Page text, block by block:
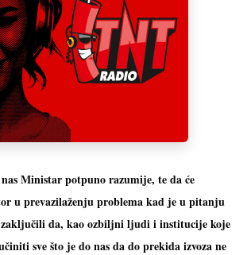
Ministar potpuno razumije, te da će
u prevazilaženju problema kad je u pitanju
zaključili da, kao ozbiljni ljudi i institucije koje
sve što je do nas da do prekida izvoza ne